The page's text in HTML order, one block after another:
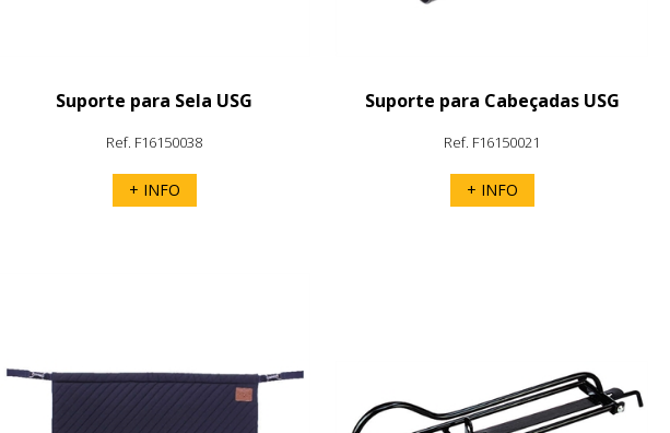
Suporte para Sela USG
Ref. F16150038
+ INFO
Suporte para Cabeçadas USG
Ref. F16150021
+ INFO